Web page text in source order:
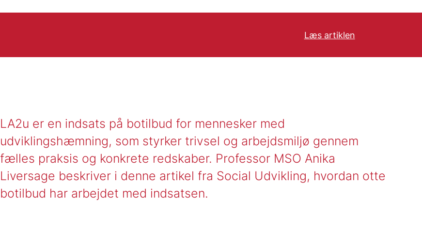
Læs artiklen
LA2u er en indsats på botilbud for mennesker med
udviklingshæmning, som styrker trivsel og arbejdsmiljø gennem
fælles praksis og konkrete redskaber. Professor MSO Anika
Liversage beskriver i denne artikel fra Social Udvikling, hvordan otte
botilbud har arbejdet med indsatsen.